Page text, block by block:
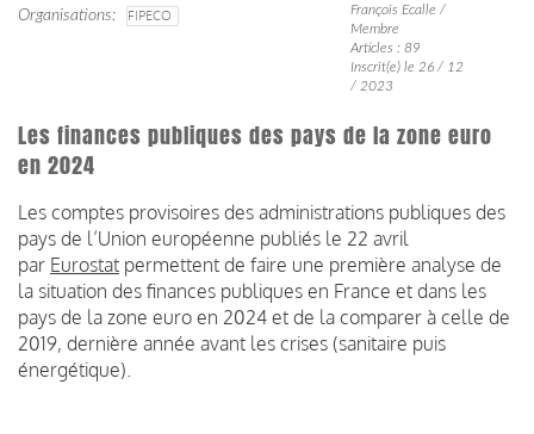
Organisations FIPECO
François Ecalle /
Membre
Articles : 89
Inscrit(e) le 26 / 12
/ 2023
Les finances publiques des pays de la zone euro
en 2024
Les comptes provisoires des administrations publiques des
pays de l’Union européenne publiés le 22 avril
par Eurostat permettent de faire une première analyse de
la situation des finances publiques en France et dans les
pays de la zone euro en 2024 et de la comparer à celle de
2019, dernière année avant les crises (sanitaire puis
énergétique).